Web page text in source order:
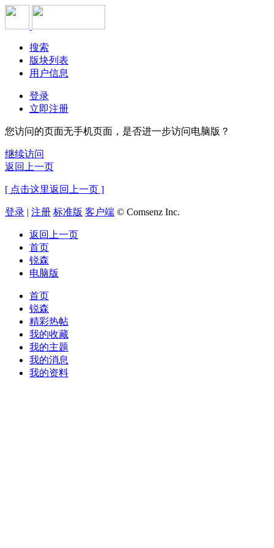
搜索
版块列表
用户信息
登录
立即注册
您访问的页面无手机页面，是否进一步访问电脑版？
继续访问
返回上一页
[ 点击这里返回上一页 ]
登录 | 注册 标准版 客户端 © Comsenz Inc.
返回上一页
首页
锐森
电脑版
首页
锐森
精彩热帖
我的收藏
我的主题
我的消息
我的资料